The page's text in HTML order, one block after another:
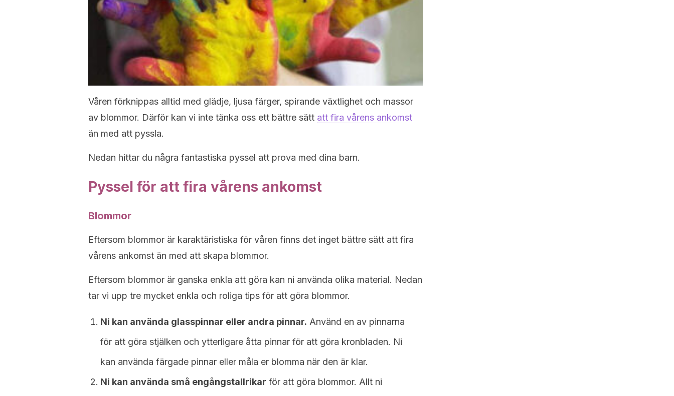
Våren förknippas alltid med glädje, ljusa färger, spirande växtlighet och massor
av blommor. Därför kan vi inte tänka oss ett bättre sätt att fira vårens ankomst
än med att pyssla.
Nedan hittar du några fantastiska pyssel att prova med dina barn.
Pyssel för att fira vårens ankomst
Blommor
Eftersom blommor är karaktäristiska för våren finns det inget bättre sätt att fira
vårens ankomst än med att skapa blommor.
Eftersom blommor är ganska enkla att göra kan ni använda olika material. Nedan
tar vi upp tre mycket enkla och roliga tips för att göra blommor.
Ni kan använda glasspinnar eller andra pinnar. Använd en av pinnarna
för att göra stjälken och ytterligare åtta pinnar för att göra kronbladen. Ni
kan använda färgade pinnar eller måla er blomma när den är klar.
Ni kan använda små engångstallrikar för att göra blommor. Allt ni